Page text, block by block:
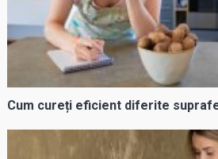
Cum cureți eficient diferite